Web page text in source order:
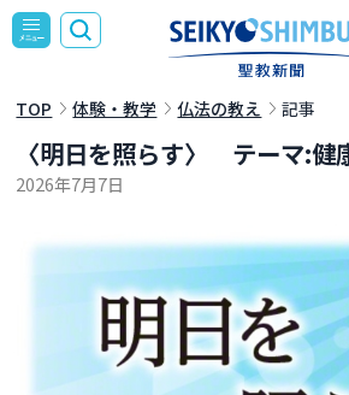
TOP 体験・教学 仏法の教え 記事
〈明日を照らす〉 テーマ:健
2026年7月7日